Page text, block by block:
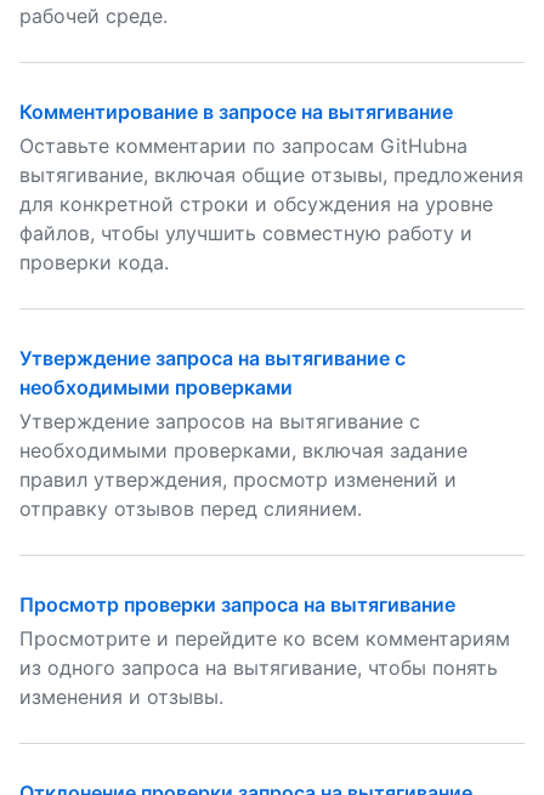
рабочей среде.
Комментирование в запросе на вытягивание
Оставьте комментарии по запросам GitHubна
вытягивание, включая общие отзывы, предложения
для конкретной строки и обсуждения на уровне
файлов, чтобы улучшить совместную работу и
проверки кода.
Утверждение запроса на вытягивание с
необходимыми проверками
Утверждение запросов на вытягивание с
необходимыми проверками, включая задание
правил утверждения, просмотр изменений и
отправку отзывов перед слиянием.
Просмотр проверки запроса на вытягивание
Просмотрите и перейдите ко всем комментариям
из одного запроса на вытягивание, чтобы понять
изменения и отзывы.